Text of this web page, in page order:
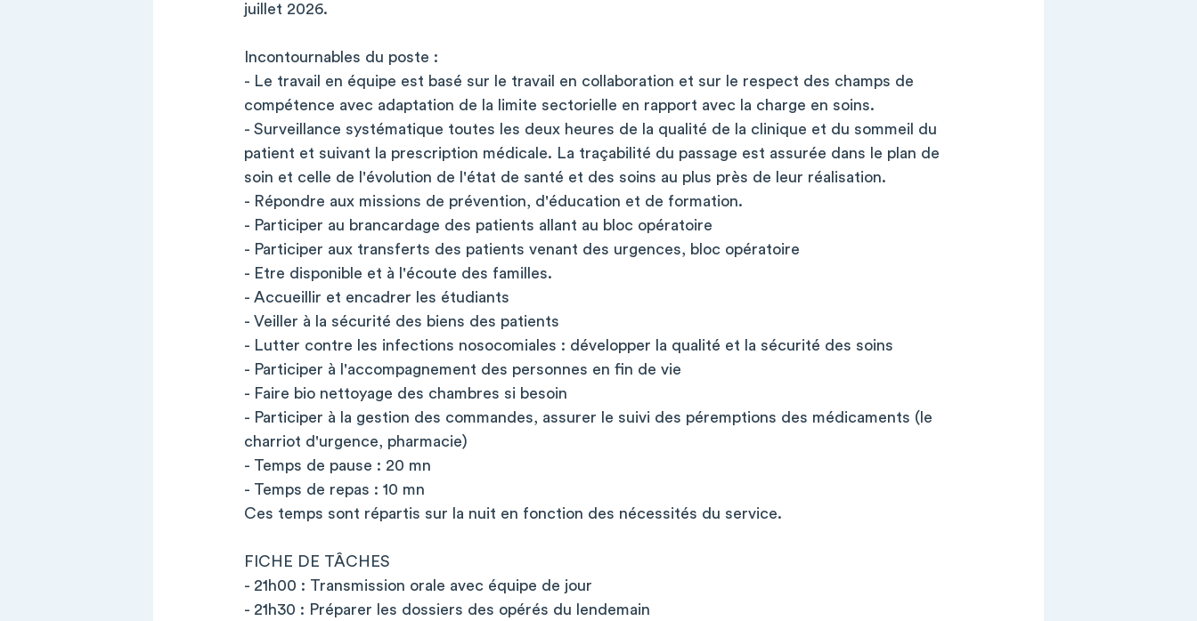
juillet 2026.
Incontournables du poste :
- Le travail en équipe est basé sur le travail en collaboration et sur le respect des champs de
compétence avec adaptation de la limite sectorielle en rapport avec la charge en soins.
- Surveillance systématique toutes les deux heures de la qualité de la clinique et du sommeil du
patient et suivant la prescription médicale. La traçabilité du passage est assurée dans le plan de
soin et celle de l'évolution de l'état de santé et des soins au plus près de leur réalisation.
- Répondre aux missions de prévention, d'éducation et de formation.
- Participer au brancardage des patients allant au bloc opératoire
- Participer aux transferts des patients venant des urgences, bloc opératoire
- Etre disponible et à l'écoute des familles.
- Accueillir et encadrer les étudiants
- Veiller à la sécurité des biens des patients
- Lutter contre les infections nosocomiales : développer la qualité et la sécurité des soins
- Participer à l'accompagnement des personnes en fin de vie
- Faire bio nettoyage des chambres si besoin
- Participer à la gestion des commandes, assurer le suivi des péremptions des médicaments (le
charriot d'urgence, pharmacie)
- Temps de pause : 20 mn
- Temps de repas : 10 mn
Ces temps sont répartis sur la nuit en fonction des nécessités du service.
FICHE DE TÂCHES
- 21h00 : Transmission orale avec équipe de jour
- 21h30 : Préparer les dossiers des opérés du lendemain